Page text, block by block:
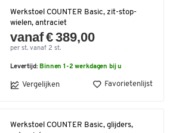
Werkstoel COUNTER Basic, zit-stop-
wielen, antraciet
vanaf € 389,00
per st. vanaf 2 st.
Levertijd: Binnen 1-2 werkdagen bij u
Vergelijken Favorietenlijst
Werkstoel COUNTER Basic, glijders,